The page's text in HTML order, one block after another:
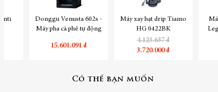
Donggu Venusta 602s -
Máy pha cà phê tự động
15.601.091 ₫
Máy xay hạt drip Tiamo
HG 0422BK
4.123.637 ₫
3.720.000 ₫
Có thể bạn muốn